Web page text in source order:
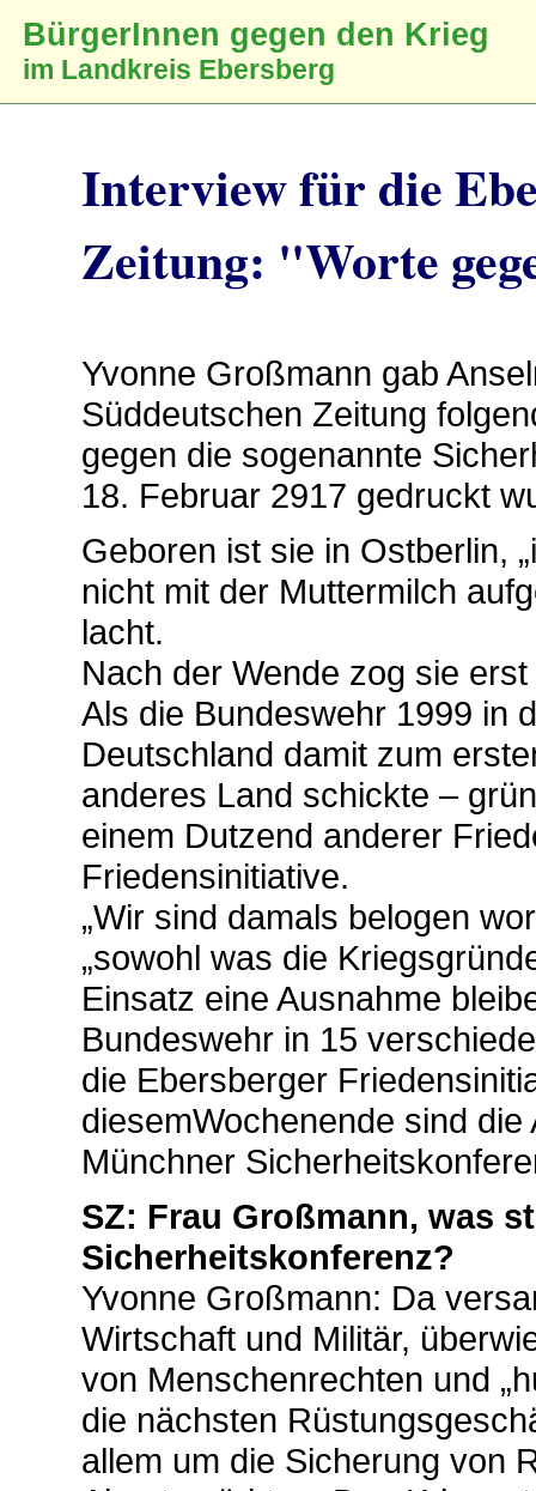
BürgerInnen gegen den Krieg
im Landkreis Ebersberg
Interview für die
Zeitung: "Worte
Yvonne Großmann gab
Süddeutschen Zeitung
gegen die sogenannte
18. Februar 2917 gedruckt
Geboren ist sie in Ostberlin,
nicht mit der Muttermilch
lacht.
Nach der Wende zog sie
Als die Bundeswehr 1999 in
Deutschland damit zum
anderes Land schickte –
einem Dutzend anderer
Friedensinitiative.
„Wir sind damals belogen
„sowohl was die
Einsatz eine Ausnahme
Bundeswehr in 15
die Ebersberger
diesemWochenende sind
Münchner
SZ: Frau Großmann, was
Sicherheitskonferenz?
Yvonne Großmann: Da
Wirtschaft und Militär,
von Menschenrechten und
die nächsten
allem um die Sicherung von